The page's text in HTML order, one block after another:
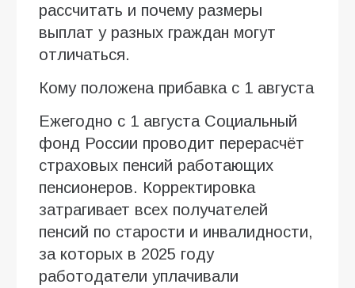
рассчитать и почему размеры
выплат у разных граждан могут
отличаться.
Кому положена прибавка с 1 августа
Ежегодно с 1 августа Социальный
фонд России проводит перерасчёт
страховых пенсий работающих
пенсионеров. Корректировка
затрагивает всех получателей
пенсий по старости и инвалидности,
за которых в 2025 году
работодатели уплачивали